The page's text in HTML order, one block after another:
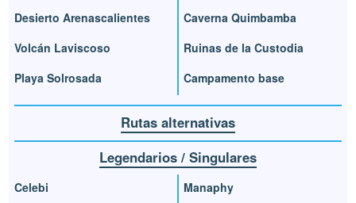
Desierto Arenascalientes
Volcán Laviscoso
Playa Solrosada
Caverna Quimbamba
Ruinas de la Custodia
Campamento base
Rutas alternativas
Legendarios / Singulares
Celebi
Manaphy